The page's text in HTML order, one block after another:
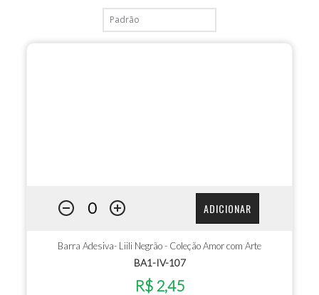
ADICIONAR
Barra Adesiva- Liili Negrão - Coleção Amor com Arte
BA1-IV-107
R$ 2,45